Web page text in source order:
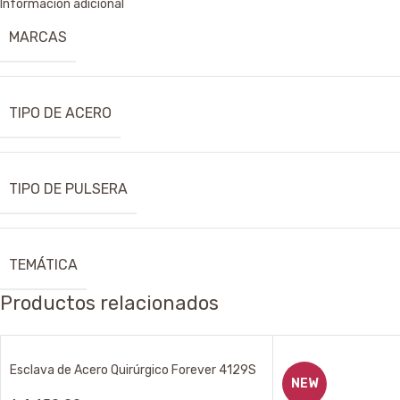
Información adicional
MARCAS
TIPO DE ACERO
TIPO DE PULSERA
TEMÁTICA
Productos relacionados
Esclava de Acero Quirúrgico Forever 4129S
NEW